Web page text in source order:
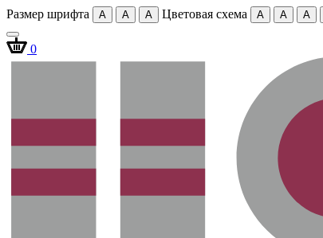
Размер шрифта A A A Цветовая схема A A A
0